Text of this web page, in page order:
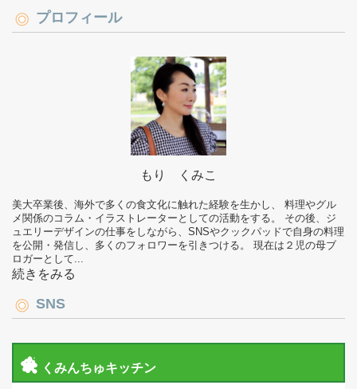
プロフィール
もり くみこ
美大卒業後、海外で多くの食文化に触れた経験を生かし、 料理やグル
メ関係のコラム・イラストレーターとしての活動をする。 その後、ジ
ュエリーデザインの仕事をしながら、SNSやクックパッドで自身の料理
を公開・発信し、多くのフォロワーを引きつける。 現在は２児の母ブ
ロガーとして...
続きをみる
SNS
くみんちゅキッチン